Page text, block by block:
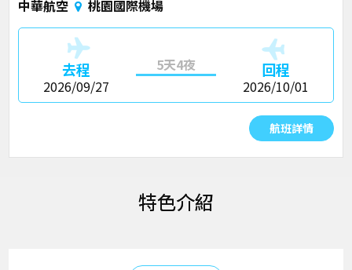
中華航空 桃園國際機場
去程
2026/09/27
5天4夜 回程
2026/10/01
航班詳情
特色介紹